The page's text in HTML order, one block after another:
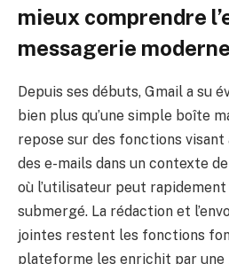
mieux comprendre
messagerie moderne
Depuis ses débuts, Gmail a su
bien plus qu’une simple boîte
repose sur des fonctions
des e-mails dans un contexte
où l’utilisateur peut
submergé. La rédaction et
jointes restent les fonctions
plateforme les enrichit par